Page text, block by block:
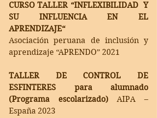
CURSO TALLER “INFLEXIBILIDAD  Y
SU INFLUENCIA EN EL
APRENDIZAJE“
Asociación peruana de inclusión y
aprendizaje “APRENDO” 2021
TALLER DE CONTROL DE
ESFINTERES para alumnado
(Programa escolarizado) AIPA –
España 2023